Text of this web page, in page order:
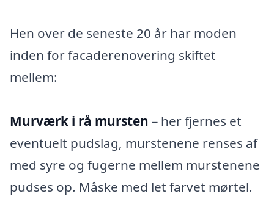
Hen over de seneste 20 år har moden
inden for facaderenovering skiftet
mellem:
Murværk i rå mursten – her fjernes et
eventuelt pudslag, murstenene renses af
med syre og fugerne mellem murstenene
pudses op. Måske med let farvet mørtel.